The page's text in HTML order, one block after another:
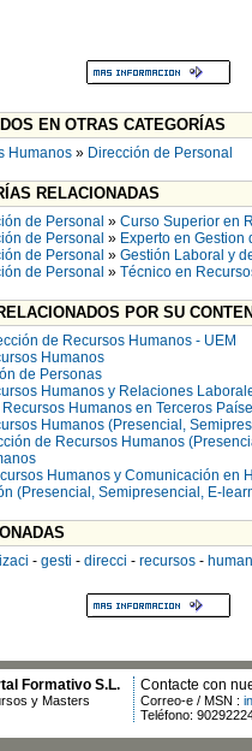
EN OTRAS CATEGORÍAS
Humanos » Dirección de Personal
RELACIONADAS
de Personal » Curso Superior en
de Personal » Experto en Gestion
de Personal » Gestión Laboral y
de Personal » Técnico en
POR SU
de Recursos Humanos - UEM
Humanos
de Personas
Humanos y Relaciones
Humanos en Terceros
Humanos (Presencial,
de Recursos Humanos
Humanos y Comunicación en
(Presencial, Semipresencial, E-
- gesti - direcci - recursos -
Formativo S.L.
y Masters
Contacte con
Correo-e / MSN :
Teléfono: